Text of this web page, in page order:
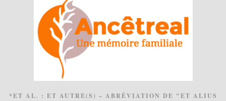
*ET AL. : ET AUTRE(S) – ABRÉVIATION DE "ET ALIUS